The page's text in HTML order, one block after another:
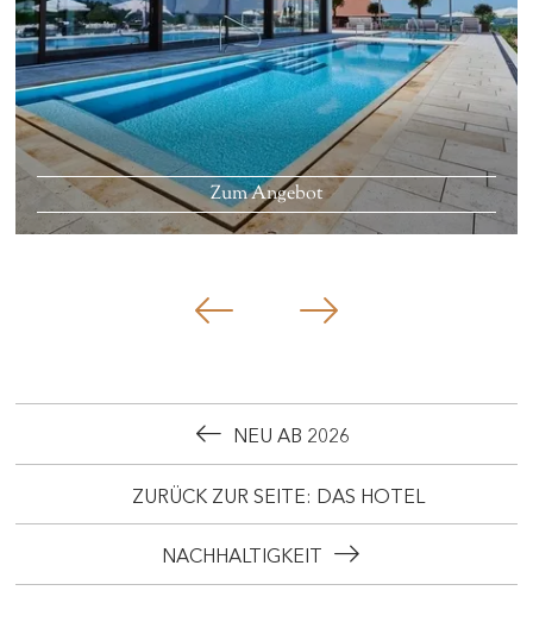
Zum Angebot
NEU AB 2026
ZURÜCK ZUR SEITE: DAS HOTEL
NACHHALTIGKEIT